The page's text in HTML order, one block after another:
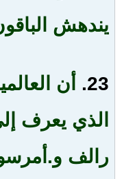
يندهش
23. أن العالم
الذي يعرف
رالف